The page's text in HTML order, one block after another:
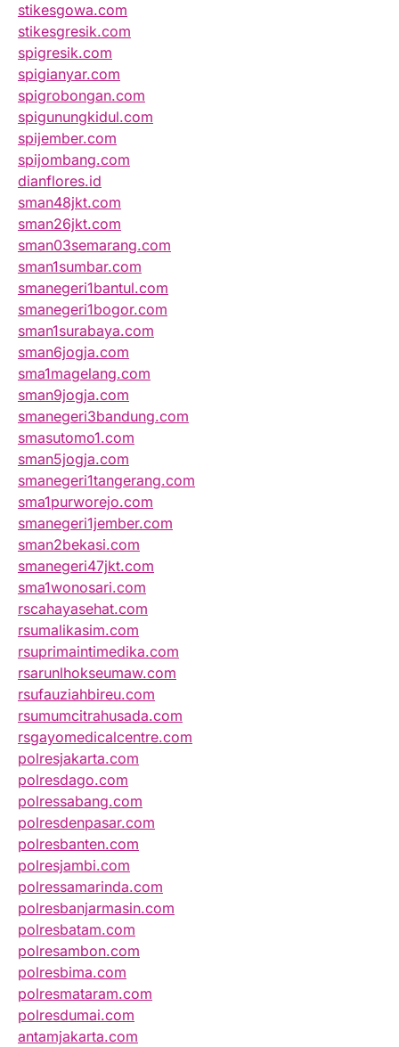
stikesgowa.com
stikesgresik.com
spigresik.com
spigianyar.com
spigrobongan.com
spigunungkidul.com
spijember.com
spijombang.com
dianflores.id
sman48jkt.com
sman26jkt.com
sman03semarang.com
sman1sumbar.com
smanegeri1bantul.com
smanegeri1bogor.com
sman1surabaya.com
sman6jogja.com
sma1magelang.com
sman9jogja.com
smanegeri3bandung.com
smasutomo1.com
sman5jogja.com
smanegeri1tangerang.com
sma1purworejo.com
smanegeri1jember.com
sman2bekasi.com
smanegeri47jkt.com
sma1wonosari.com
rscahayasehat.com
rsumalikasim.com
rsuprimaintimedika.com
rsarunlhokseumaw.com
rsufauziahbireu.com
rsumumcitrahusada.com
rsgayomedicalcentre.com
polresjakarta.com
polresdago.com
polressabang.com
polresdenpasar.com
polresbanten.com
polresjambi.com
polressamarinda.com
polresbanjarmasin.com
polresbatam.com
polresambon.com
polresbima.com
polresmataram.com
polresdumai.com
antamjakarta.com